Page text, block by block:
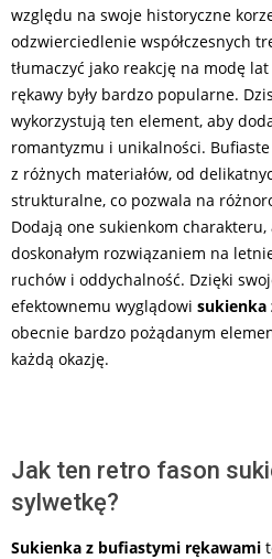
względu na swoje historyczne
odzwierciedlenie współczesnych
tłumaczyć jako reakcję na modę
rękawy były bardzo popularne.
wykorzystują ten element, aby
romantyzmu i unikalności.
z różnych materiałów, od
strukturalne, co pozwala na
Dodają one sukienkom charakteru,
doskonałym rozwiązaniem na
ruchów i oddychalność. Dzięki
efektownemu wyglądowi sukienka
obecnie bardzo pożądanym
każdą okazję.
Jak ten retro fason
sylwetkę?
Sukienka z bufiastymi rękawami